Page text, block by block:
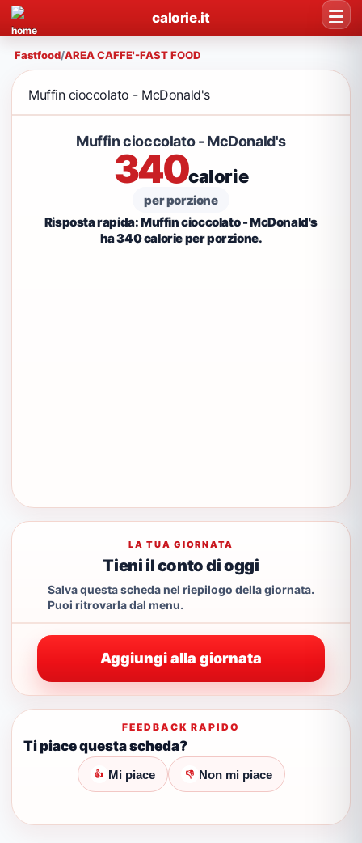
calorie.it
Fastfood/AREA CAFFE'-FAST FOOD
Muffin cioccolato - McDonald's
Muffin cioccolato - McDonald's
340calorie
per porzione
Risposta rapida: Muffin cioccolato - McDonald's
ha 340 calorie per porzione.
LA TUA GIORNATA
Tieni il conto di oggi
Salva questa scheda nel riepilogo della giornata.
Puoi ritrovarla dal menu.
Aggiungi alla giornata
FEEDBACK RAPIDO
Ti piace questa scheda?
👍 Mi piace 👎 Non mi piace